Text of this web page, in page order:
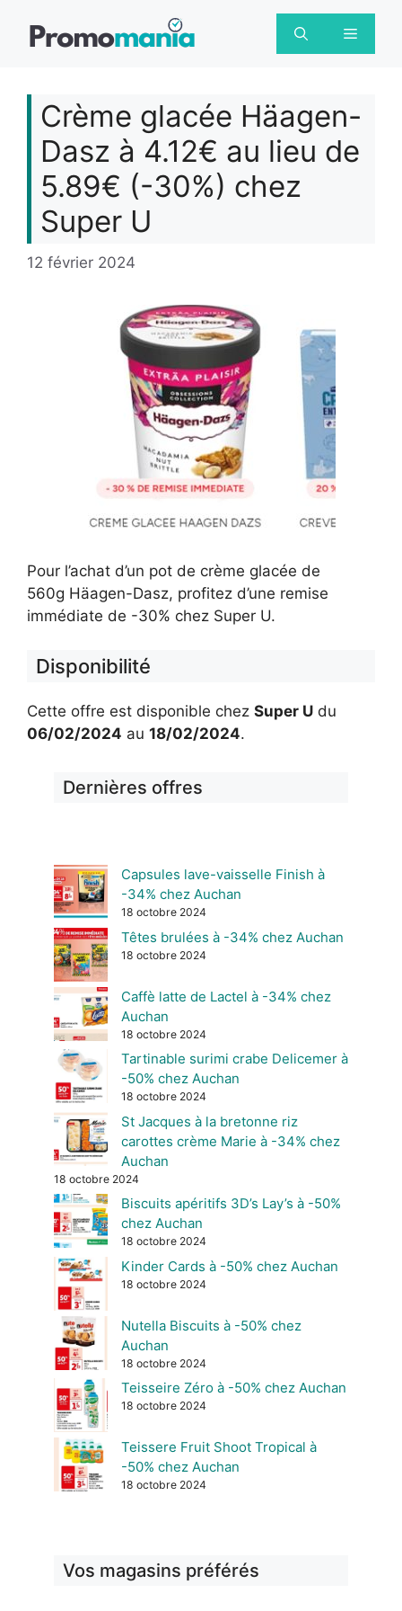
Menu
Crème glacée Häagen-
Dasz à 4.12€ au lieu de
5.89€ (-30%) chez
Super U
12 février 2024
Pour l’achat d’un pot de crème glacée de
560g Häagen-Dasz, profitez d’une remise
immédiate de -30% chez Super U.
Disponibilité
Cette offre est disponible chez Super U du
06/02/2024 au 18/02/2024.
Dernières offres
Capsules lave-vaisselle Finish à
-34% chez Auchan
18 octobre 2024
Têtes brulées à -34% chez Auchan
18 octobre 2024
Caffè latte de Lactel à -34% chez
Auchan
18 octobre 2024
Tartinable surimi crabe Delicemer à
-50% chez Auchan
18 octobre 2024
St Jacques à la bretonne riz
carottes crème Marie à -34% chez
Auchan
18 octobre 2024
Biscuits apéritifs 3D’s Lay’s à -50%
chez Auchan
18 octobre 2024
Kinder Cards à -50% chez Auchan
18 octobre 2024
Nutella Biscuits à -50% chez
Auchan
18 octobre 2024
Teisseire Zéro à -50% chez Auchan
18 octobre 2024
Teissere Fruit Shoot Tropical à
-50% chez Auchan
18 octobre 2024
Vos magasins préférés